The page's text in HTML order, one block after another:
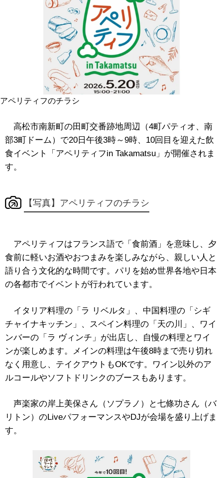
アペリティフのチラシ
高松市南新町の田町交番跡地周辺（4町パティオ、南
部3町ドーム）で20日午後3時～9時、10回目を迎えた飲
食イベント「アペリティフin Takamatsu」が開催されま
す。
【写真】アペリティフのチラシ
アペリティフはフランス語で「食前酒」を意味し、夕
食前に軽いお酒やおつまみを楽しみながら、親しい人と
語り合う文化的な時間です。パリを始め世界各地や日本
の各都市でイベントが行われています。
イタリア料理の「ラ リベルタ」、中国料理の「シギ
チャイナキッチン」、スペイン料理の「天の川」、ワイ
ンバーの「ラ ヴィンチ」が出店し、自慢の料理とワイ
ンが楽しめます。メインの料理は午後8時まで売り切れ
なく用意し、 テイクアウトもOKです。
ワイン以外のア
ルコールやソフトドリンクのブースもあります。
声楽家の岸上美保さん（ソプラノ）と七條功さん（バ
リトン）のLiveパフォーマンスやDJが会場を盛り上げま
す。